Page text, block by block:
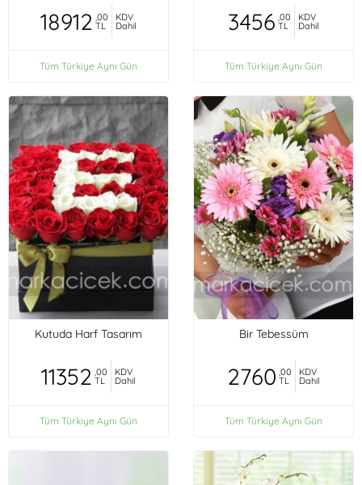
18912 ,00
TL
KDV
Dahil
Tüm Türkiye Aynı Gün
3456 ,00
TL
KDV
Dahil
Tüm Türkiye Aynı Gün
Kutuda Harf Tasarım
11352 ,00
TL
KDV
Dahil
Tüm Türkiye Aynı Gün
Bir Tebessüm
2760 ,00
TL
KDV
Dahil
Tüm Türkiye Aynı Gün